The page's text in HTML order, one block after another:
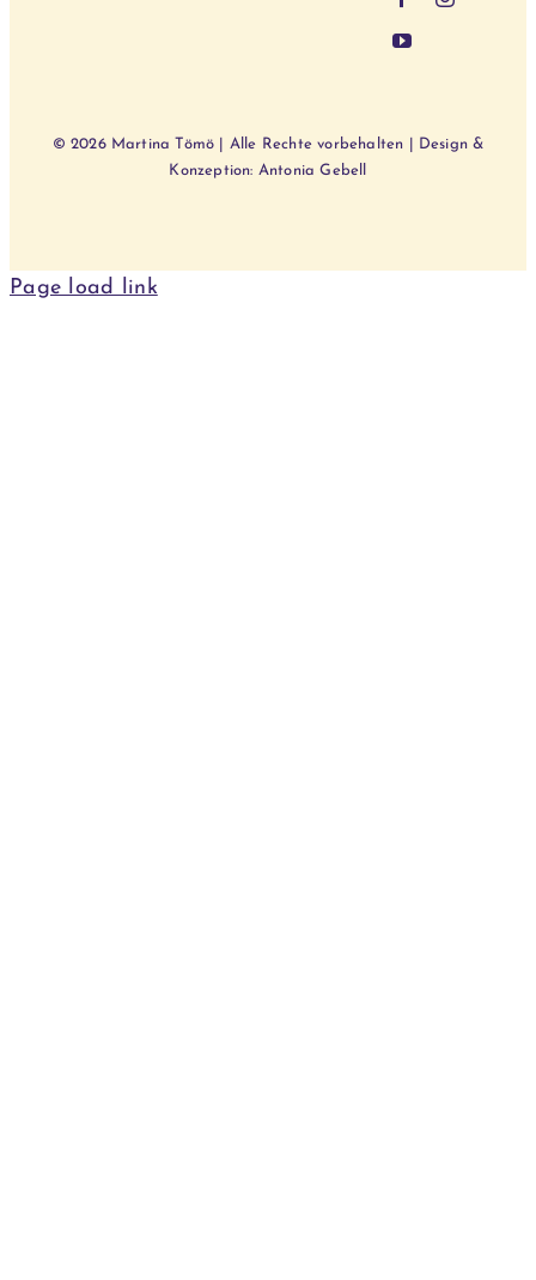
© 2026 Martina Tömö | Alle Rechte vorbehalten | Design &
Konzeption: Antonia Gebell
Page load link